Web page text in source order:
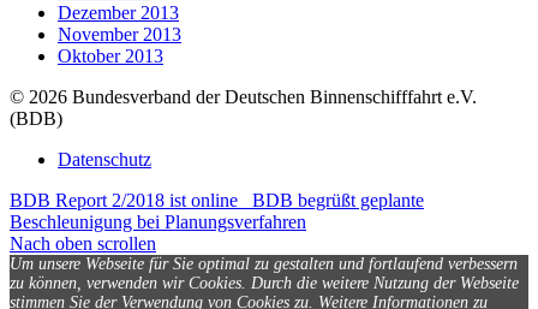
Dezember 2013
November 2013
Oktober 2013
© 2026 Bundesverband der Deutschen Binnenschifffahrt e.V.
(BDB)
Datenschutz
BDB Report 2/2018 ist online
BDB begrüßt geplante
Beschleunigung bei Planungsverfahren
Nach oben scrollen
Um unsere Webseite für Sie optimal zu gestalten und fortlaufend verbessern
zu können, verwenden wir Cookies. Durch die weitere Nutzung der Webseite
stimmen Sie der Verwendung von Cookies zu. Weitere Informationen zu